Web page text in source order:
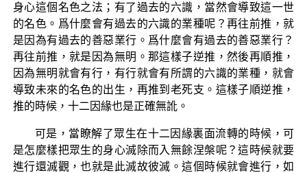
身心這個名色之法；有了過去的六識，當然會導致這一世
的名色。爲什麼會有過去的六識的業種呢？再往前推，就
是因為有過去的善惡業行。爲什麼會有過去的善惡業行？
再往前推，就是因為無明。那這樣子逆推，然後再順推，
因為無明就會有行，有行就會有所謂的六識的業種，就會
導致未來的名色的出生，再推到老死支。這樣子順逆推，
推的時候，十二因緣也是正確無訛。
可是，當瞭解了眾生在十二因緣裏面流轉的時候，可
是怎麼樣把眾生的身心滅除而入無餘涅槃呢？這時候就要
進行還滅觀，也就是此滅故彼滅。這個時候就會進行，如